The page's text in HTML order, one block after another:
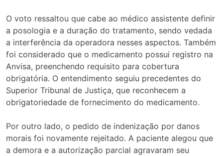
O voto ressaltou que cabe ao médico assistente definir
a posologia e a duração do tratamento, sendo vedada
a interferência da operadora nesses aspectos. Também
foi considerado que o medicamento possui registro na
Anvisa, preenchendo requisito para cobertura
obrigatória. O entendimento seguiu precedentes do
Superior Tribunal de Justiça, que reconhecem a
obrigatoriedade de fornecimento do medicamento.
Por outro lado, o pedido de indenização por danos
morais foi novamente rejeitado. A paciente alegou que
a demora e a autorização parcial agravaram seu